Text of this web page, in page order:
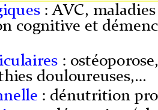
: AVC,
cognitive et
:
douloureuses,…
: dénutrition